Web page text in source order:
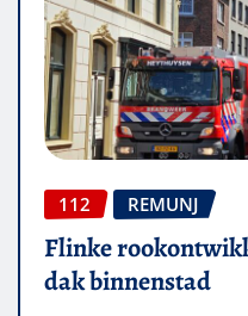
112 REMUNJ
Flinke
dak binnenstad